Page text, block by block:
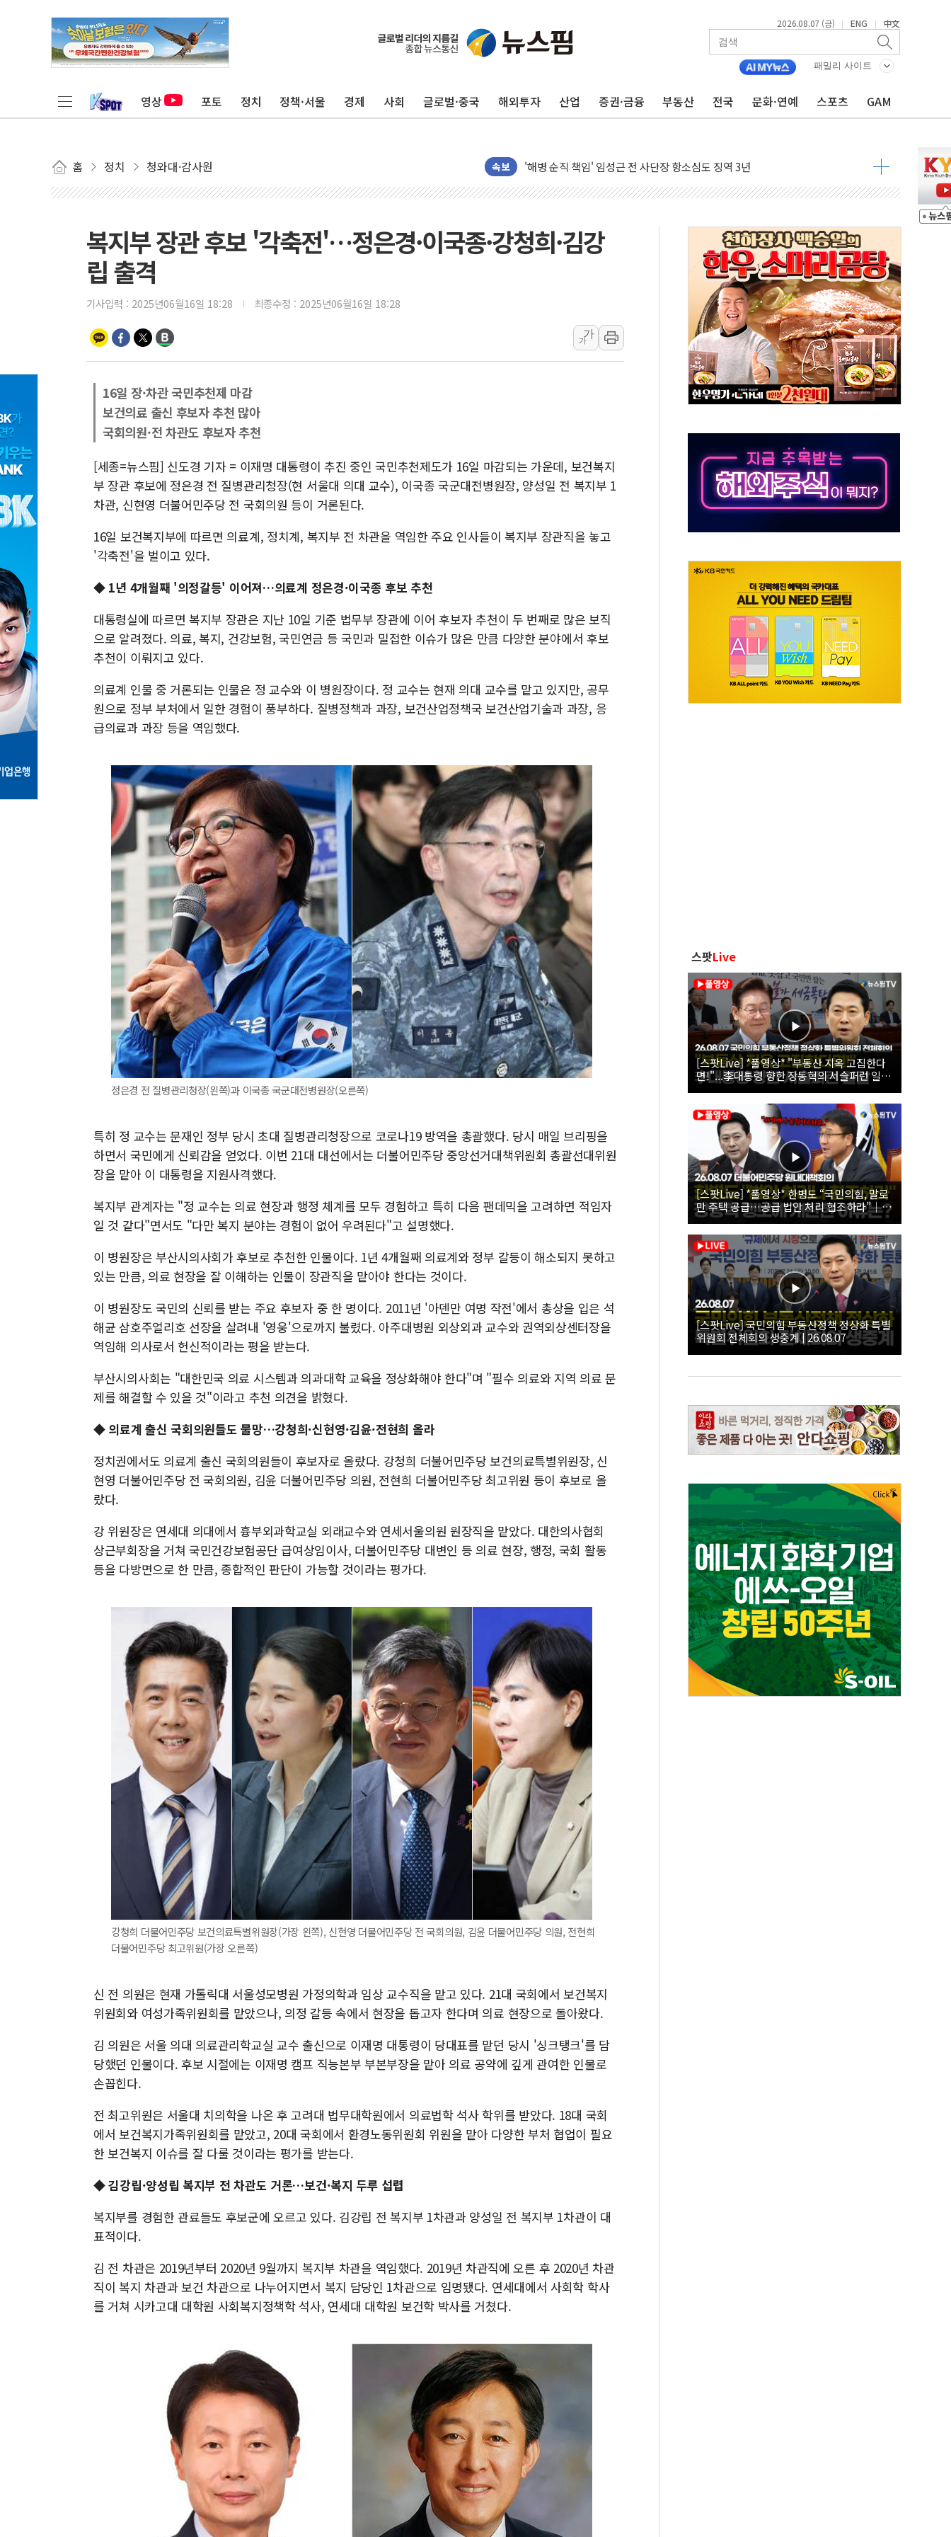
2026.08.07 (금) | ENG | 中文
패밀리 사이트
영상 포토 정치 정책·서울 경제 사회 글로벌·중국 해외투자 산업 증권·금융 부동산 전국 문화·연예 스포츠 GAM
홈 정치 청와대·감사원 속보
전남광주 화정역 인근 도로 4중 추돌…1명 심정지·5명 부상
청도 문수리 야산서 산불 진화 중...진화헬기 3대 투입
헥토이노베이션, 상반기 매출 첫 2000억원 돌파
우리은행, 고창해상풍력에 4000억 금융 지원
민병덕 "오늘 67개 점포 영업 재개...장바구니에 홈플러스 담아달라" 호소
하나금융이 쏘아 올린 CIFO, 금융지주 포용금융 조직개편 신호탄
종합특검, '尹 관저 이전 감사 무마' 유병호 구속 기소
코스피·코스닥 오전 동반 하락…내린 종목이 두 배 넘어
'입추'인데 연일 찜통더위…김성환 기후부 장관 "예측범위 벗어나도 즉시대응"
"최대 2시간 앞서 침수 예측"…건설연, AI 위험기상 기술 개발
유니슨 "국내생산세액공제·인증제도 개선 수혜 기대"
창호 교체하다 난간 무너져…대전서 50대 일용직 추락 사망
장동혁 "규제와 대출 풀고 재개발·재건축 촉진하는 것이 부동산 정상화"
日, 4~6월 105조원 환시 개입...4월 말 '56조원' 사상 최대
오렌지플래닛 창업재단, 스타트업 지원 프로그램 성료
경찰, '300억대 사기 혐의' 차가원 대표 구속 송치
복지부 장관 후보 '각축전'…정은경·이국종·강청희·김강
립 출격
기사입력 : 2025년06월16일 18:28 최종수정 : 2025년06월16일 18:28
가
가
16일 장·차관 국민추천제 마감
보건의료 출신 후보자 추천 많아
국회의원·전 차관도 후보자 추천
[세종=뉴스핌] 신도경 기자 = 이재명 대통령이 추진 중인 국민추천제도가 16일 마감되는 가운데, 보건복지
부 장관 후보에 정은경 전 질병관리청장(현 서울대 의대 교수), 이국종 국군대전병원장, 양성일 전 복지부 1
차관, 신현영 더불어민주당 전 국회의원 등이 거론된다.
16일 보건복지부에 따르면 의료계, 정치계, 복지부 전 차관을 역임한 주요 인사들이 복지부 장관직을 놓고
'각축전'을 벌이고 있다.
◆ 1년 4개월째 '의정갈등' 이어져…의료계 정은경·이국종 후보 추천
대통령실에 따르면 복지부 장관은 지난 10일 기준 법무부 장관에 이어 후보자 추천이 두 번째로 많은 보직
으로 알려졌다. 의료, 복지, 건강보험, 국민연금 등 국민과 밀접한 이슈가 많은 만큼 다양한 분야에서 후보
추천이 이뤄지고 있다.
의료계 인물 중 거론되는 인물은 정 교수와 이 병원장이다. 정 교수는 현재 의대 교수를 맡고 있지만, 공무
원으로 정부 부처에서 일한 경험이 풍부하다. 질병정책과 과장, 보건산업정책국 보건산업기술과 과장, 응
급의료과 과장 등을 역임했다.
정은경 전 질병관리청장(왼쪽)과 이국종 국군대전병원장(오른쪽)
특히 정 교수는 문재인 정부 당시 초대 질병관리청장으로 코로나19 방역을 총괄했다. 당시 매일 브리핑을
하면서 국민에게 신뢰감을 얻었다. 이번 21대 대선에서는 더불어민주당 중앙선거대책위원회 총괄선대위원
장을 맡아 이 대통령을 지원사격했다.
복지부 관계자는 "정 교수는 의료 현장과 행정 체계를 모두 경험하고 특히 다음 팬데믹을 고려하면 적임자
일 것 같다"면서도 "다만 복지 분야는 경험이 없어 우려된다"고 설명했다.
이 병원장은 부산시의사회가 후보로 추천한 인물이다. 1년 4개월째 의료계와 정부 갈등이 해소되지 못하고
있는 만큼, 의료 현장을 잘 이해하는 인물이 장관직을 맡아야 한다는 것이다.
이 병원장도 국민의 신뢰를 받는 주요 후보자 중 한 명이다. 2011년 '아덴만 여명 작전'에서 총상을 입은 석
해균 삼호주얼리호 선장을 살려내 '영웅'으로까지 불렸다. 아주대병원 외상외과 교수와 권역외상센터장을
역임해 의사로서 헌신적이라는 평을 받는다.
부산시의사회는 "대한민국 의료 시스템과 의과대학 교육을 정상화해야 한다"며 "필수 의료와 지역 의료 문
제를 해결할 수 있을 것"이라고 추천 의견을 밝혔다.
◆ 의료계 출신 국회의원들도 물망…강청희·신현영·김윤·전현희 올라
정치권에서도 의료계 출신 국회의원들이 후보자로 올랐다. 강청희 더불어민주당 보건의료특별위원장, 신
현영 더불어민주당 전 국회의원, 김윤 더불어민주당 의원, 전현희 더불어민주당 최고위원 등이 후보로 올
랐다.
강 위원장은 연세대 의대에서 흉부외과학교실 외래교수와 연세서울의원 원장직을 맡았다. 대한의사협회
상근부회장을 거쳐 국민건강보험공단 급여상임이사, 더불어민주당 대변인 등 의료 현장, 행정, 국회 활동
등을 다방면으로 한 만큼, 종합적인 판단이 가능할 것이라는 평가다.
강청희 더불어민주당 보건의료특별위원장(가장 왼쪽), 신현영 더불어민주당 전 국회의원, 김윤 더불어민주당 의원, 전현희
더불어민주당 최고위원(가장 오른쪽)
신 전 의원은 현재 가톨릭대 서울성모병원 가정의학과 임상 교수직을 맡고 있다. 21대 국회에서 보건복지
위원회와 여성가족위원회를 맡았으나, 의정 갈등 속에서 현장을 돕고자 한다며 의료 현장으로 돌아왔다.
김 의원은 서울 의대 의료관리학교실 교수 출신으로 이재명 대통령이 당대표를 맡던 당시 '싱크탱크'를 담
당했던 인물이다. 후보 시절에는 이재명 캠프 직능본부 부본부장을 맡아 의료 공약에 깊게 관여한 인물로
손꼽힌다.
전 최고위원은 서울대 치의학을 나온 후 고려대 법무대학원에서 의료법학 석사 학위를 받았다. 18대 국회
에서 보건복지가족위원회를 맡았고, 20대 국회에서 환경노동위원회 위원을 맡아 다양한 부처 협업이 필요
한 보건복지 이슈를 잘 다룰 것이라는 평가를 받는다.
◆ 김강립·양성립 복지부 전 차관도 거론…보건·복지 두루 섭렵
복지부를 경험한 관료들도 후보군에 오르고 있다. 김강립 전 복지부 1차관과 양성일 전 복지부 1차관이 대
표적이다.
김 전 차관은 2019년부터 2020년 9월까지 복지부 차관을 역임했다. 2019년 차관직에 오른 후 2020년 차관
직이 복지 차관과 보건 차관으로 나누어지면서 복지 담당인 1차관으로 임명됐다. 연세대에서 사회학 학사
를 거쳐 시카고대 대학원 사회복지정책학 석사, 연세대 대학원 보건학 박사를 거쳤다.
스팟Live
[스팟Live] *풀영상* "부동산 지옥 고집한다
면!"...李대통령 향한 장동혁의 서슬퍼런 일갈
| 26.08.07 국민의힘 부동산정책 정상화 특별
위원회 전체회의
[스팟Live] *풀영상* 한병도 “국민의힘, 말로
만 주택 공급…공급 법안 처리 협조하라”｜
26.08.07 더불어민주당 원내대책회의
[스팟Live] 국민의힘 부동산정책 정상화 특별
위원회 전체회의 생중계 | 26.08.07